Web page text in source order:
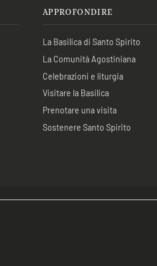
APPROFONDIRE
La Basilica di Santo Spirito
La Comunità Agostiniana
Celebrazioni e liturgia
Visitare la Basilica
Prenotare una visita
Sostenere Santo Spirito